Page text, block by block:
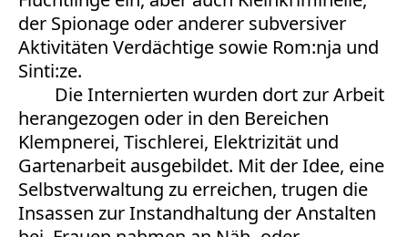
der Spionage oder anderer subversiver
Aktivitäten Verdächtige sowie Rom:nja und
Sinti:ze.
Die Internierten wurden dort zur Arbeit
herangezogen oder in den Bereichen
Klempnerei, Tischlerei, Elektrizität und
Gartenarbeit ausgebildet. Mit der Idee, eine
Selbstverwaltung zu erreichen, trugen die
Insassen zur Instandhaltung der Anstalten